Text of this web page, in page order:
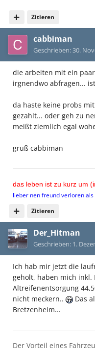
Zitieren
cabbiman
Geschrieben:30.
die arbeiten mit ein
irgnendwo abfragen...
da haste keine probs
gezahlt... oder geh zu
meißt ziemlich egal
gruß cabbiman
Zitieren
das leben ist zu kurz um
lieber nen freund verloren
Der_Hitman
Geschrieben: 1.
Ich hab mir jetzt die
geholt, haben mich inkl.
Altreifenentsorgung
nicht meckern..
Das
Bretzenheim...
Der Vorteil eines